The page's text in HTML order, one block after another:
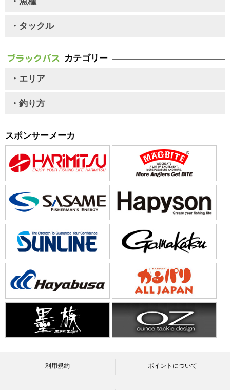
・タックル
カテゴリー
・エリア
・釣り方
スポンサーメーカ
利用規約 ポイントについて